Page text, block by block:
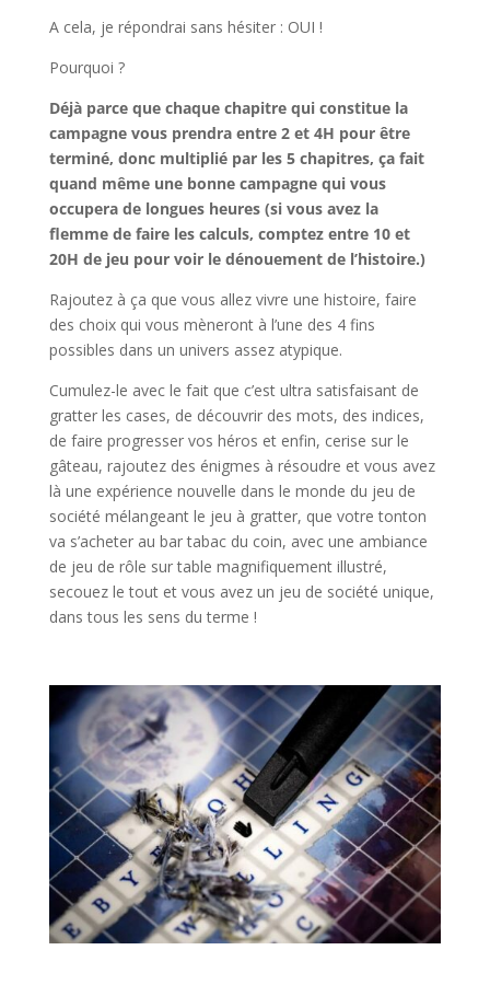
A cela, je répondrai sans hésiter : OUI !
Pourquoi ?
Déjà parce que chaque chapitre qui constitue la
campagne vous prendra entre 2 et 4H pour être
terminé, donc multiplié par les 5 chapitres, ça fait
quand même une bonne campagne qui vous
occupera de longues heures (si vous avez la
flemme de faire les calculs, comptez entre 10 et
20H de jeu pour voir le dénouement de l’histoire.)
Rajoutez à ça que vous allez vivre une histoire, faire
des choix qui vous mèneront à l’une des 4 fins
possibles dans un univers assez atypique.
Cumulez-le avec le fait que c’est ultra satisfaisant de
gratter les cases, de découvrir des mots, des indices,
de faire progresser vos héros et enfin, cerise sur le
gâteau, rajoutez des énigmes à résoudre et vous avez
là une expérience nouvelle dans le monde du jeu de
société mélangeant le jeu à gratter, que votre tonton
va s’acheter au bar tabac du coin, avec une ambiance
de jeu de rôle sur table magnifiquement illustré,
secouez le tout et vous avez un jeu de société unique,
dans tous les sens du terme !